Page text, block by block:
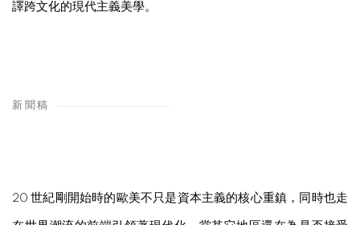
譯跨文化的現代主義美學。
新聞稿
20 世紀剛開始時的歐美不只是資本主義的核心重鎮，同時也走